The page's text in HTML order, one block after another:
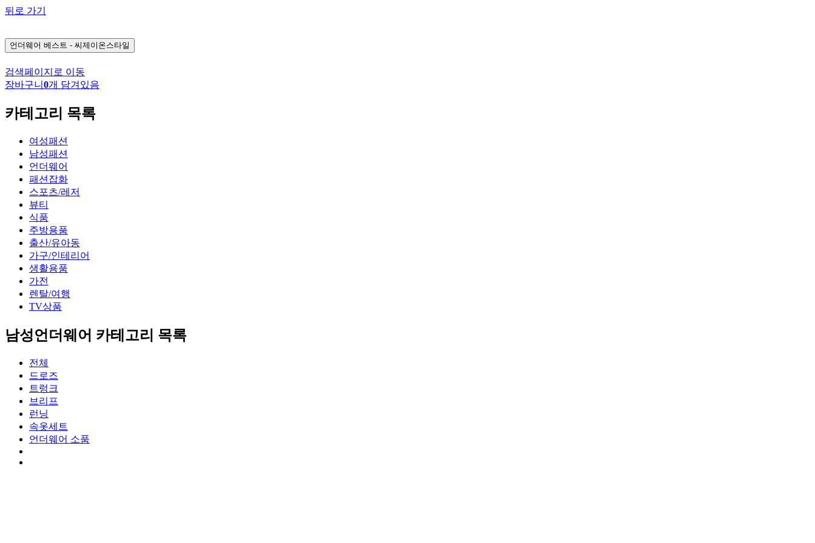
뒤로 가기
언더웨어 베스트 - 씨제이온스타일
검색페이지로 이동
장바구니 0개 담겨있음
카테고리 목록
여성패션
남성패션
언더웨어
패션잡화
스포츠/레저
뷰티
식품
주방용품
출산/유아동
가구/인테리어
생활용품
가전
렌탈/여행
TV상품
남성언더웨어 카테고리 목록
전체
드로즈
트렁크
브리프
런닝
속옷세트
언더웨어 소품